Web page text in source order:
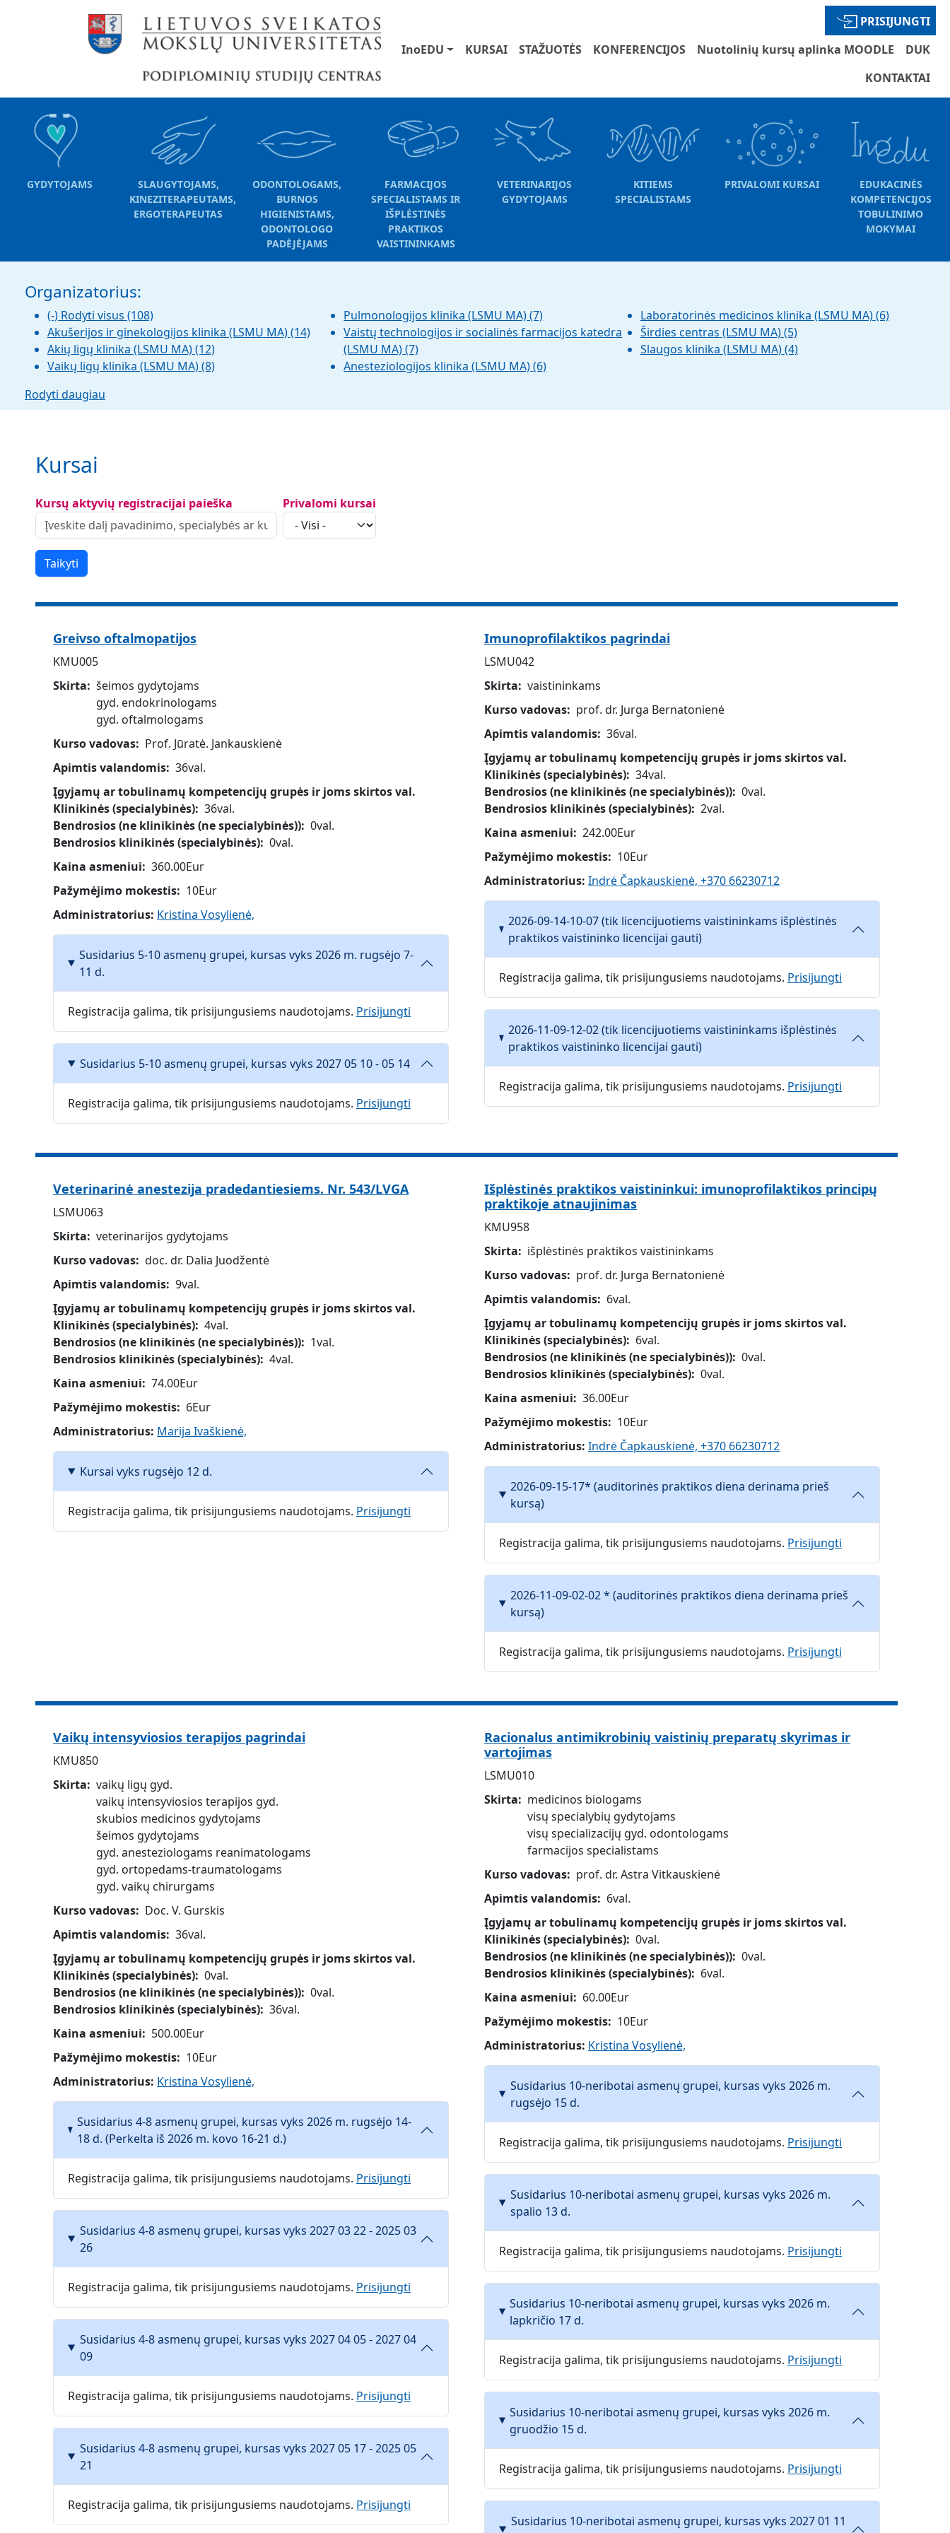
PRISIJUNGTI
Main navigation
InoEDU KURSAI STAŽUOTĖS KONFERENCIJOS Nuotolinių kursų aplinka MOODLE
DUK
KONTAKTAI
GYDYTOJAMS
SLAUGYTOJAMS,
KINEZITERAPEUTAMS,
ERGOTERAPEUTAS
ODONTOLOGAMS,
BURNOS
HIGIENISTAMS,
ODONTOLOGO
PADĖJĖJAMS
FARMACIJOS
SPECIALISTAMS IR
IŠPLĖSTINĖS
PRAKTIKOS
VAISTININKAMS
VETERINARIJOS
GYDYTOJAMS
KITIEMS
SPECIALISTAMS
PRIVALOMI KURSAI
EDUKACINĖS
KOMPETENCIJOS
TOBULINIMO
MOKYMAI
Organizatorius:
(-) Rodyti visus (108)
Akušerijos ir ginekologijos klinika (LSMU MA)(14)
Akių ligų klinika (LSMU MA)(12)
Vaikų ligų klinika (LSMU MA)(8)
Pulmonologijos klinika (LSMU MA)(7)
Vaistų technologijos ir socialinės farmacijos katedra
(LSMU MA)(7)
Anesteziologijos klinika (LSMU MA)(6)
Laboratorinės medicinos klinika (LSMU MA)(6)
Širdies centras (LSMU MA)(5)
Slaugos klinika (LSMU MA)(4)
Rodyti daugiau
Kursai
Kursų aktyvių registracijai paieška Privalomi kursai
Greivso oftalmopatijos
KMU005
Skirta
šeimos gydytojams
gyd. endokrinologams
gyd. oftalmologams
Kurso vadovas
Prof. Jūratė. Jankauskienė
Apimtis valandomis 36val.
Įgyjamų ar tobulinamų kompetencijų grupės ir joms skirtos val.
Klinikinės (specialybinės) 36val.
Bendrosios (ne klinikinės (ne specialybinės)) 0val.
Bendrosios klinikinės (specialybinės) 0val.
Kaina asmeniui
360.00Eur
Pažymėjimo mokestis
10Eur
Administratorius: Kristina Vosylienė,
Susidarius 5-10 asmenų grupei, kursas vyks 2026 m. rugsėjo 7-
11 d.
Registracija galima, tik prisijungusiems naudotojams. Prisijungti
Susidarius 5-10 asmenų grupei, kursas vyks 2027 05 10 - 05 14
Registracija galima, tik prisijungusiems naudotojams. Prisijungti
Imunoprofilaktikos pagrindai
LSMU042
Skirta
vaistininkams
Kurso vadovas
prof. dr. Jurga Bernatonienė
Apimtis valandomis 36val.
Įgyjamų ar tobulinamų kompetencijų grupės ir joms skirtos val.
Klinikinės (specialybinės) 34val.
Bendrosios (ne klinikinės (ne specialybinės)) 0val.
Bendrosios klinikinės (specialybinės) 2val.
Kaina asmeniui
242.00Eur
Pažymėjimo mokestis
10Eur
Administratorius: Indrė Čapkauskienė, +370 66230712
2026-09-14-10-07 (tik licencijuotiems vaistininkams išplėstinės
praktikos vaistininko licencijai gauti)
Registracija galima, tik prisijungusiems naudotojams. Prisijungti
2026-11-09-12-02 (tik licencijuotiems vaistininkams išplėstinės
praktikos vaistininko licencijai gauti)
Registracija galima, tik prisijungusiems naudotojams. Prisijungti
Veterinarinė anestezija pradedantiesiems. Nr. 543/LVGA
LSMU063
Skirta
veterinarijos gydytojams
Kurso vadovas doc. dr. Dalia Juodžentė
Apimtis valandomis 9val.
Įgyjamų ar tobulinamų kompetencijų grupės ir joms skirtos val.
Klinikinės (specialybinės) 4val.
Bendrosios (ne klinikinės (ne specialybinės))
1val.
Bendrosios klinikinės (specialybinės) 4val.
Kaina asmeniui
74.00Eur
Pažymėjimo mokestis
6Eur
Administratorius: Marija Ivaškienė,
Kursai vyks rugsėjo 12 d.
Registracija galima, tik prisijungusiems naudotojams. Prisijungti
Išplėstinės praktikos vaistininkui: imunoprofilaktikos principų
praktikoje atnaujinimas
KMU958
Skirta
išplėstinės praktikos vaistininkams
Kurso vadovas
prof. dr. Jurga Bernatonienė
Apimtis valandomis
6val.
Įgyjamų ar tobulinamų kompetencijų grupės ir joms skirtos val.
Klinikinės (specialybinės)
6val.
Bendrosios (ne klinikinės (ne specialybinės)) 0val.
Bendrosios klinikinės (specialybinės) 0val.
Kaina asmeniui
36.00Eur
Pažymėjimo mokestis
10Eur
Administratorius: Indrė Čapkauskienė, +370 66230712
2026-09-15-17* (auditorinės praktikos diena derinama prieš
kursą)
Registracija galima, tik prisijungusiems naudotojams. Prisijungti
2026-11-09-02-02 * (auditorinės praktikos diena derinama prieš
kursą)
Registracija galima, tik prisijungusiems naudotojams. Prisijungti
Vaikų intensyviosios terapijos pagrindai
KMU850
Skirta
vaikų ligų gyd.
vaikų intensyviosios terapijos gyd.
skubios medicinos gydytojams
šeimos gydytojams
gyd. anesteziologams reanimatologams
gyd. ortopedams-traumatologams
gyd. vaikų chirurgams
Kurso vadovas
Doc. V. Gurskis
Apimtis valandomis 36val.
Įgyjamų ar tobulinamų kompetencijų grupės ir joms skirtos val.
Klinikinės (specialybinės) 0val.
Bendrosios (ne klinikinės (ne specialybinės)) 0val.
Bendrosios klinikinės (specialybinės) 36val.
Kaina asmeniui
500.00Eur
Pažymėjimo mokestis
10Eur
Administratorius: Kristina Vosylienė,
Susidarius 4-8 asmenų grupei, kursas vyks 2026 m. rugsėjo 14-
18 d. (Perkelta iš 2026 m. kovo 16-21 d.)
Registracija galima, tik prisijungusiems naudotojams. Prisijungti
Susidarius 4-8 asmenų grupei, kursas vyks 2027 03 22 - 2025 03
26
Registracija galima, tik prisijungusiems naudotojams. Prisijungti
Susidarius 4-8 asmenų grupei, kursas vyks 2027 04 05 - 2027 04
09
Registracija galima, tik prisijungusiems naudotojams. Prisijungti
Susidarius 4-8 asmenų grupei, kursas vyks 2027 05 17 - 2025 05
21
Registracija galima, tik prisijungusiems naudotojams. Prisijungti
Racionalus antimikrobinių vaistinių preparatų skyrimas ir
vartojimas
LSMU010
Skirta
medicinos biologams
visų specialybių gydytojams
visų specializacijų gyd. odontologams
farmacijos specialistams
Kurso vadovas
prof. dr. Astra Vitkauskienė
Apimtis valandomis
6val.
Įgyjamų ar tobulinamų kompetencijų grupės ir joms skirtos val.
Klinikinės (specialybinės) 0val.
Bendrosios (ne klinikinės (ne specialybinės)) 0val.
Bendrosios klinikinės (specialybinės)
6val.
Kaina asmeniui
60.00Eur
Pažymėjimo mokestis
10Eur
Administratorius: Kristina Vosylienė,
Susidarius 10-neribotai asmenų grupei, kursas vyks 2026 m.
rugsėjo 15 d.
Registracija galima, tik prisijungusiems naudotojams. Prisijungti
Susidarius 10-neribotai asmenų grupei, kursas vyks 2026 m.
spalio 13 d.
Registracija galima, tik prisijungusiems naudotojams. Prisijungti
Susidarius 10-neribotai asmenų grupei, kursas vyks 2026 m.
lapkričio 17 d.
Registracija galima, tik prisijungusiems naudotojams. Prisijungti
Susidarius 10-neribotai asmenų grupei, kursas vyks 2026 m.
gruodžio 15 d.
Registracija galima, tik prisijungusiems naudotojams. Prisijungti
Susidarius 10-neribotai asmenų grupei, kursas vyks 2027 01 11